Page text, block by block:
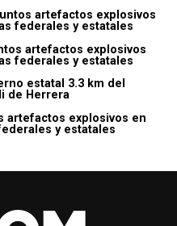
artefactos explosivos
federales y estatales
artefactos explosivos
federales y estatales
estatal 3.3 km del
de Herrera
artefactos explosivos en
y estatales